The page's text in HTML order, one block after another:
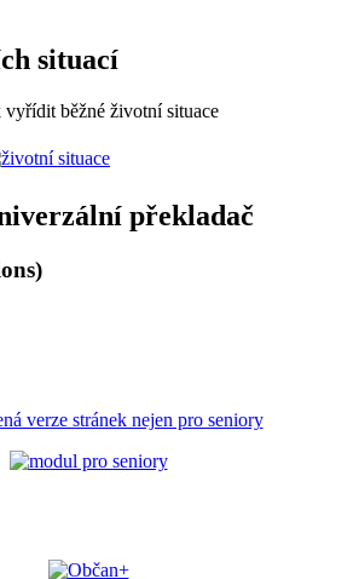
situací
vyřídit běžné životní situace
překladač
verze stránek nejen pro seniory